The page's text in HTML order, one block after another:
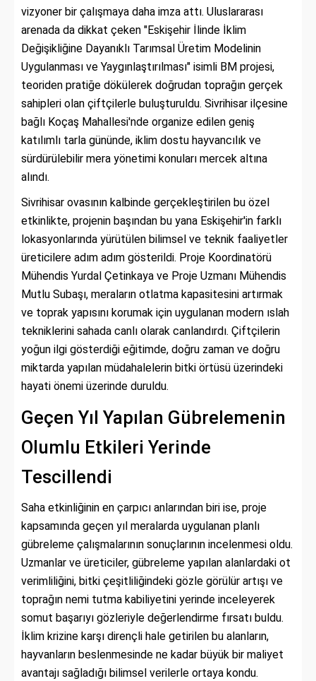
vizyoner bir çalışmaya daha imza attı. Uluslararası
arenada da dikkat çeken "Eskişehir İlinde İklim
Değişikliğine Dayanıklı Tarımsal Üretim Modelinin
Uygulanması ve Yaygınlaştırılması" isimli BM projesi,
teoriden pratiğe dökülerek doğrudan toprağın gerçek
sahipleri olan çiftçilerle buluşturuldu. Sivrihisar ilçesine
bağlı Koçaş Mahallesi'nde organize edilen geniş
katılımlı tarla gününde, iklim dostu hayvancılık ve
sürdürülebilir mera yönetimi konuları mercek altına
alındı.
Sivrihisar ovasının kalbinde gerçekleştirilen bu özel
etkinlikte, projenin başından bu yana Eskişehir'in farklı
lokasyonlarında yürütülen bilimsel ve teknik faaliyetler
üreticilere adım adım gösterildi. Proje Koordinatörü
Mühendis Yurdal Çetinkaya ve Proje Uzmanı Mühendis
Mutlu Subaşı, meraların otlatma kapasitesini artırmak
ve toprak yapısını korumak için uygulanan modern ıslah
tekniklerini sahada canlı olarak canlandırdı. Çiftçilerin
yoğun ilgi gösterdiği eğitimde, doğru zaman ve doğru
miktarda yapılan müdahalelerin bitki örtüsü üzerindeki
hayati önemi üzerinde duruldu.
Geçen Yıl Yapılan Gübrelemenin
Olumlu Etkileri Yerinde
Tescillendi
Saha etkinliğinin en çarpıcı anlarından biri ise, proje
kapsamında geçen yıl meralarda uygulanan planlı
gübreleme çalışmalarının sonuçlarının incelenmesi oldu.
Uzmanlar ve üreticiler, gübreleme yapılan alanlardaki ot
verimliliğini, bitki çeşitliliğindeki gözle görülür artışı ve
toprağın nemi tutma kabiliyetini yerinde inceleyerek
somut başarıyı gözleriyle değerlendirme fırsatı buldu.
İklim krizine karşı dirençli hale getirilen bu alanların,
hayvanların beslenmesinde ne kadar büyük bir maliyet
avantajı sağladığı bilimsel verilerle ortaya kondu.